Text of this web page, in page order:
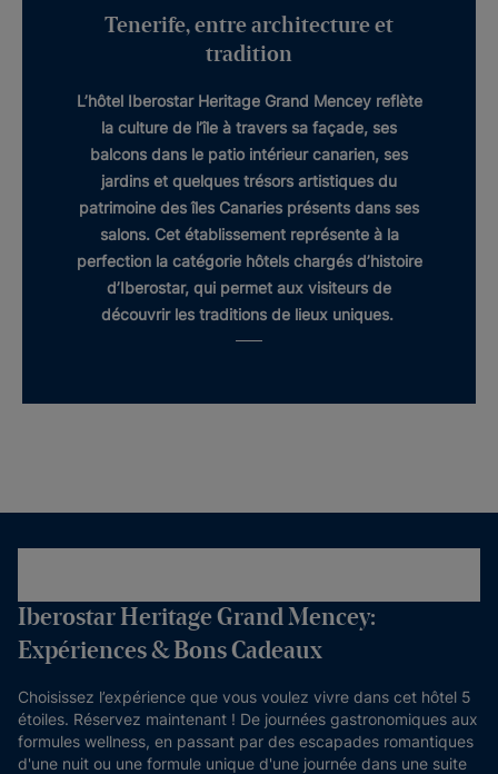
Tenerife, entre architecture et
tradition
L’hôtel Iberostar Heritage Grand Menceyreflète
la culture de l’île à travers sa façade, ses
balcons dans le patio intérieur canarien, ses
jardins et quelques trésors artistiques du
patrimoine des îles Canaries présents dans ses
salons. Cet établissement représente à la
perfection la catégorie hôtels chargés d’histoire
d’Iberostar, qui permet aux visiteurs de
découvrir les traditions de lieux uniques.
Iberostar Heritage Grand Mencey:
Expériences & Bons Cadeaux
Choisissez l’expérience que vous voulez vivre dans cet hôtel 5
étoiles. Réservez maintenant ! De journées gastronomiques aux
formules wellness, en passant par des escapades romantiques
d'une nuit ou une formule unique d'une journée dans une suite